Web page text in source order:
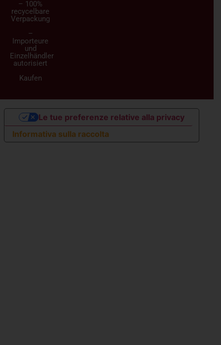
– 100%
recycelbare
Verpackung
–
Importeure
und
Einzelhändler
autorisiert
Kaufen
Informativa sulla raccolta
Le tue preferenze relative alla privacy